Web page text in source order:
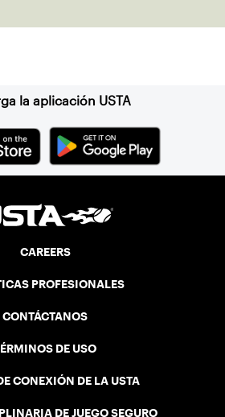
senior division, and
players competed on
the Jay Peak Resort in
la aplicación USTA
CAREERS
PROFESIONALES
CONTÁCTANOS
DE USO
CONEXIÓN DE LA USTA
DE JUEGO SEGURO